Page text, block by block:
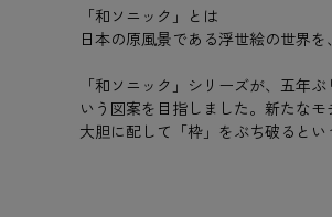
「和ソニック」とは
日本の原風景である浮世絵の世界
「和ソニック」シリーズが、五年
いう図案を目指しました。新たな
大胆に配して「枠」をぶち破ると